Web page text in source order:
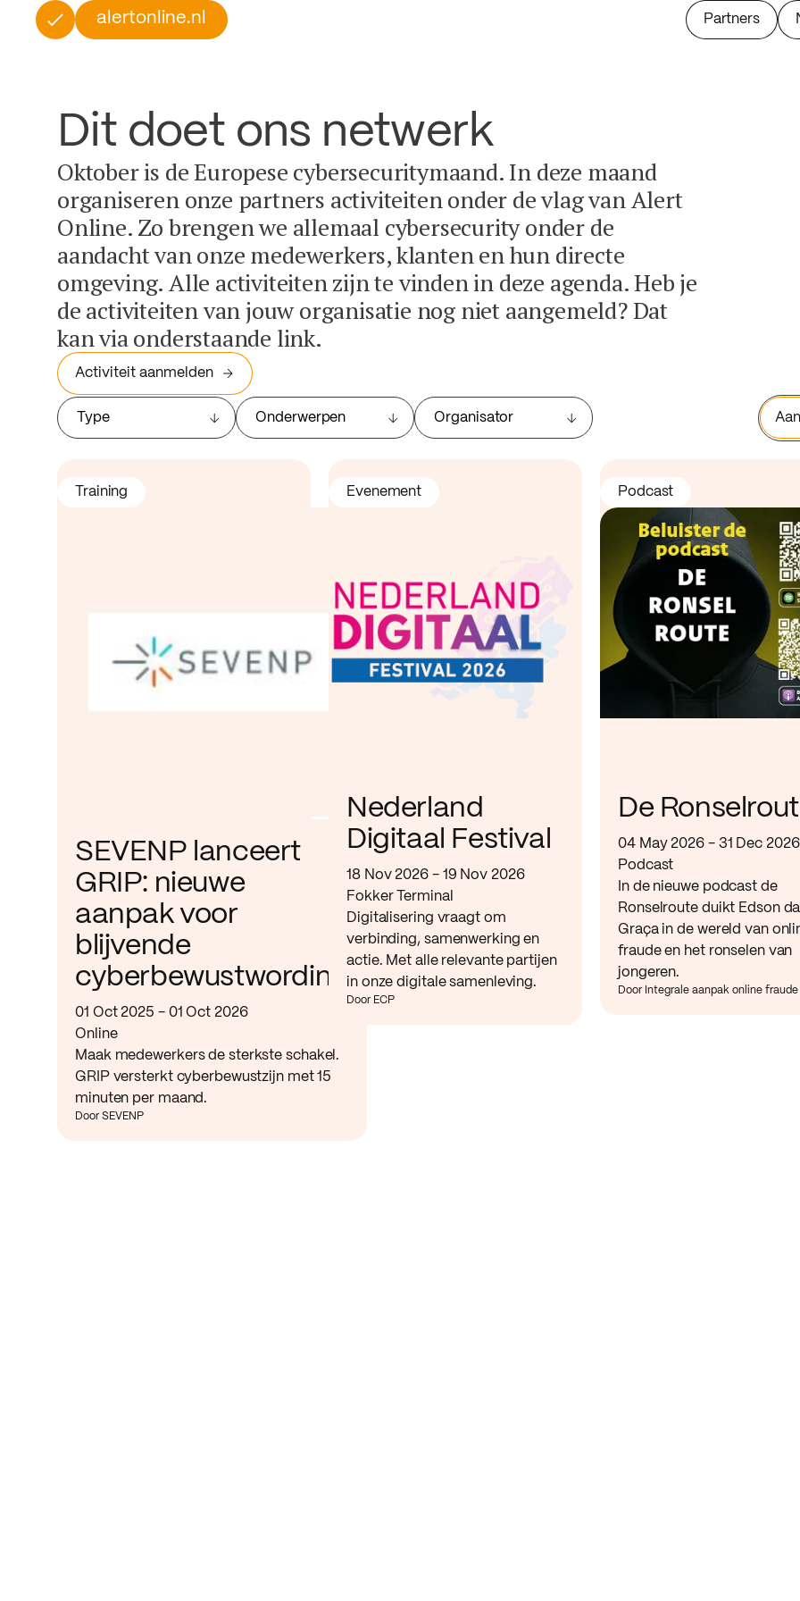
alertonline.nl Partners
Dit doet ons netwerk
Oktober is de Europese cybersecuritymaand. In deze maand
organiseren onze partners activiteiten onder de vlag van Alert
Online. Zo brengen we allemaal cybersecurity onder de
aandacht van onze medewerkers, klanten en hun directe
omgeving. Alle activiteiten zijn te vinden in deze agenda. Heb je
de activiteiten van jouw organisatie nog niet aangemeld? Dat
kan via onderstaande link.
Activiteit aanmelden
Type Onderwerpen Organisator
SEVENP lanceert
GRIP: nieuwe
aanpak voor
blijvende
cyberbewustwording
01 Oct 2025 - 01 Oct 2026
Online
Maak medewerkers de sterkste schakel.
GRIP versterkt cyberbewustzijn met 15
minuten per maand.
Door SEVENP
Training
Nederland
Digitaal Festival
18 Nov 2026 - 19 Nov 2026
Fokker Terminal
Digitalisering vraagt om
verbinding, samenwerking en
actie. Met alle relevante partijen
in onze digitale samenleving.
Door ECP
Evenement
De
04 May 2026 - 31 Dec 2026
Podcast
In de nieuwe podcast de
Ronselroute duikt Edson da
Graça in de wereld van
fraude en het ronselen van
jongeren.
Door Integrale aanpak online fraude
Podcast